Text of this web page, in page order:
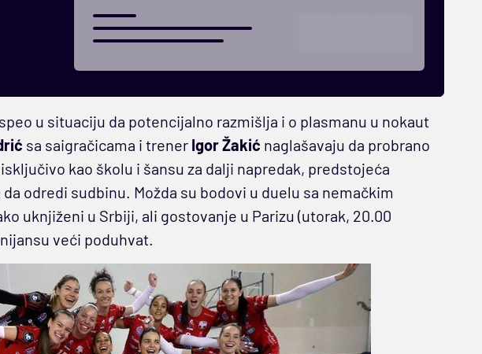
u situaciju da potencijalno razmišlja i o plasmanu u nokaut
sa saigračicama i trener Igor Žakić naglašavaju da probrano
kao školu i šansu za dalji napredak, predstojeća
odredi sudbinu. Možda su bodovi u duelu sa nemačkim
uknjiženi u Srbiji, ali gostovanje u Parizu (utorak, 20.00
veći poduhvat.